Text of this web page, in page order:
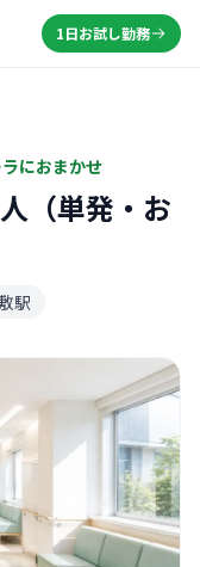
1日お試し勤務
におまかせ
（単発・お
駅